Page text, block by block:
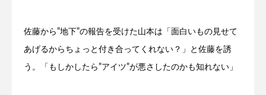
佐藤から”地下”の報告を受けた山本は「面白いもの見せて
あげるからちょっと付き合ってくれない？」と佐藤を誘
う。「もしかしたら”アイツ”が悪さしたのかも知れない」